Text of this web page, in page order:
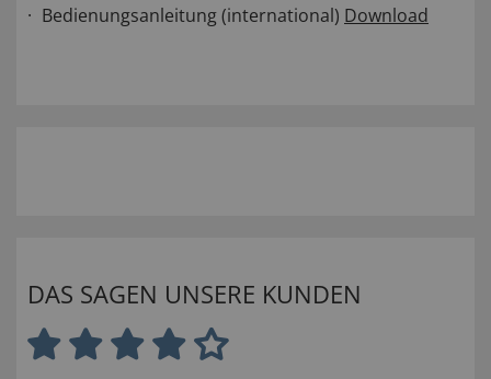
Bedienungsanleitung (international) Download
DAS SAGEN UNSERE KUNDEN